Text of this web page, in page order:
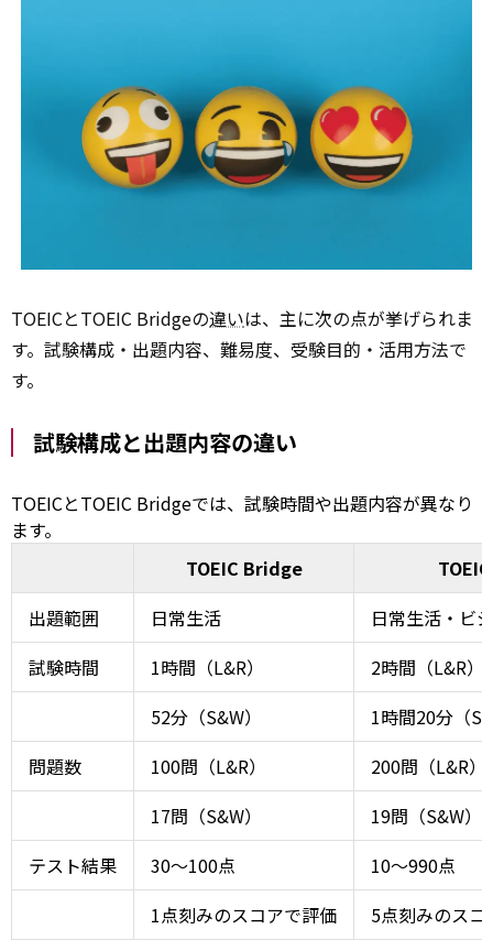
TOEICとTOEIC Bridgeの違いは、主に次の点が挙げられま
す。試験構成・出題内容、難易度、受験目的・活用方法で
す。
試験構成と出題内容の違い
TOEICとTOEIC Bridgeでは、試験時間や出題内容が異なり
ます。
TOEIC Bridge
TOEIC
出題範囲
日常生活
日常生活・ビ
試験時間
1時間（L&R）
2時間（L&R）
52分（S&W）
1時間20分（
問題数
100問（L&R）
200問（L&R）
17問（S&W）
19問（S&W）
テスト結果
30～100点
10～990点
1点刻みのスコアで評価
5点刻みのスコ